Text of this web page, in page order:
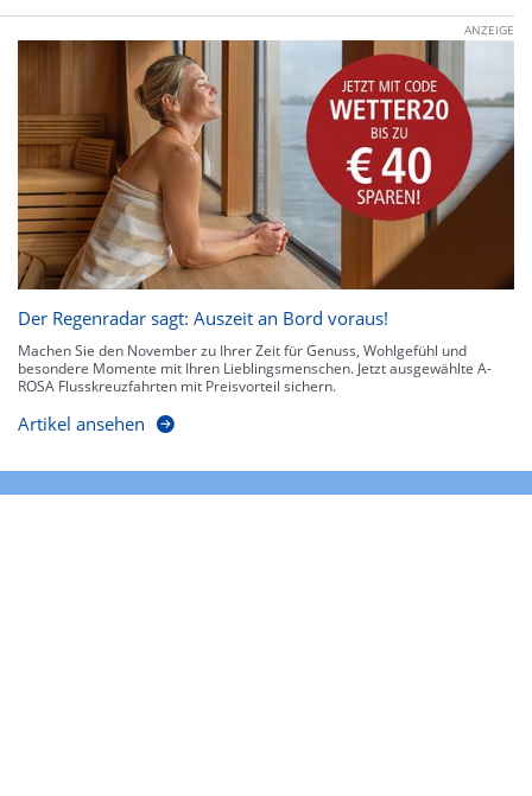
ANZEIGE
Der Regenradar sagt: Auszeit an Bord voraus!
Machen Sie den November zu Ihrer Zeit für Genuss, Wohlgefühl und
besondere Momente mit Ihren Lieblingsmenschen. Jetzt ausgewählte A-
ROSA Flusskreuzfahrten mit Preisvorteil sichern.
Artikel ansehen